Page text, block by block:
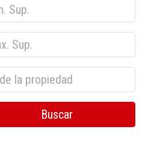
Buscar